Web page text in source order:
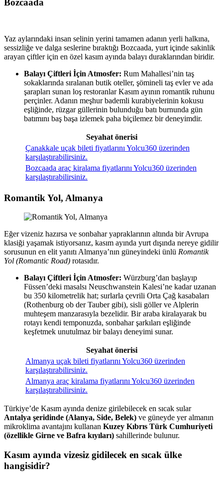
Bozcaada
Yaz aylarındaki insan selinin yerini tamamen adanın yerli halkına,
sessizliğe ve dalga seslerine bıraktığı Bozcaada, yurt içinde sakinlik
arayan çiftler için en özel kasım ayında balayı duraklarından biridir.
Balayı Çiftleri İçin Atmosfer: Rum Mahallesi’nin taş
sokaklarında sıralanan butik oteller, şömineli taş evler ve ada
şarapları sunan loş restoranlar Kasım ayının romantik ruhunu
perçinler. Adanın meşhur bademli kurabiyelerinin kokusu
eşliğinde, rüzgar güllerinin bulunduğu batı burnunda gün
batımını baş başa izlemek paha biçilemez bir deneyimdir.
Seyahat önerisi
Çanakkale uçak bileti fiyatlarını Yolcu360 üzerinden
karşılaştırabilirsiniz.
Bozcaada araç kiralama fiyatlarını Yolcu360 üzerinden
karşılaştırabilirsiniz.
Romantik Yol, Almanya
Eğer vizeniz hazırsa ve sonbahar yapraklarının altında bir Avrupa
klasiği yaşamak istiyorsanız, kasım ayında yurt dışında nereye gidilir
sorusunun en elit yanıtı Almanya’nın güneyindeki ünlü Romantik
Yol (Romantic Road) rotasıdır.
Balayı Çiftleri İçin Atmosfer: Würzburg’dan başlayıp
Füssen’deki masalsı Neuschwanstein Kalesi’ne kadar uzanan
bu 350 kilometrelik hat; surlarla çevrili Orta Çağ kasabaları
(Rothenburg ob der Tauber gibi), sisli göller ve Alplerin
muhteşem manzarasıyla bezelidir. Bir araba kiralayarak bu
rotayı kendi temponuzda, sonbahar şarkıları eşliğinde
keşfetmek unutulmaz bir balayı deneyimi sunar.
Seyahat önerisi
Almanya uçak bileti fiyatlarını Yolcu360 üzerinden
karşılaştırabilirsiniz.
Almanya araç kiralama fiyatlarını Yolcu360 üzerinden
karşılaştırabilirsiniz.
Türkiye’de Kasım ayında denize girilebilecek en sıcak sular
Antalya şeridinde (Alanya, Side, Belek) ve güneyde yer almanın
mikroklima avantajını kullanan Kuzey Kıbrıs Türk Cumhuriyeti
(özellikle Girne ve Bafra kıyıları) sahillerinde bulunur.
Kasım ayında vizesiz gidilecek en sıcak ülke
hangisidir?